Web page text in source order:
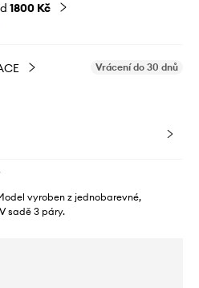
1800 Kč
Vrácení do 30 dnů
vyroben z jednobarevné,
sadě 3 páry.